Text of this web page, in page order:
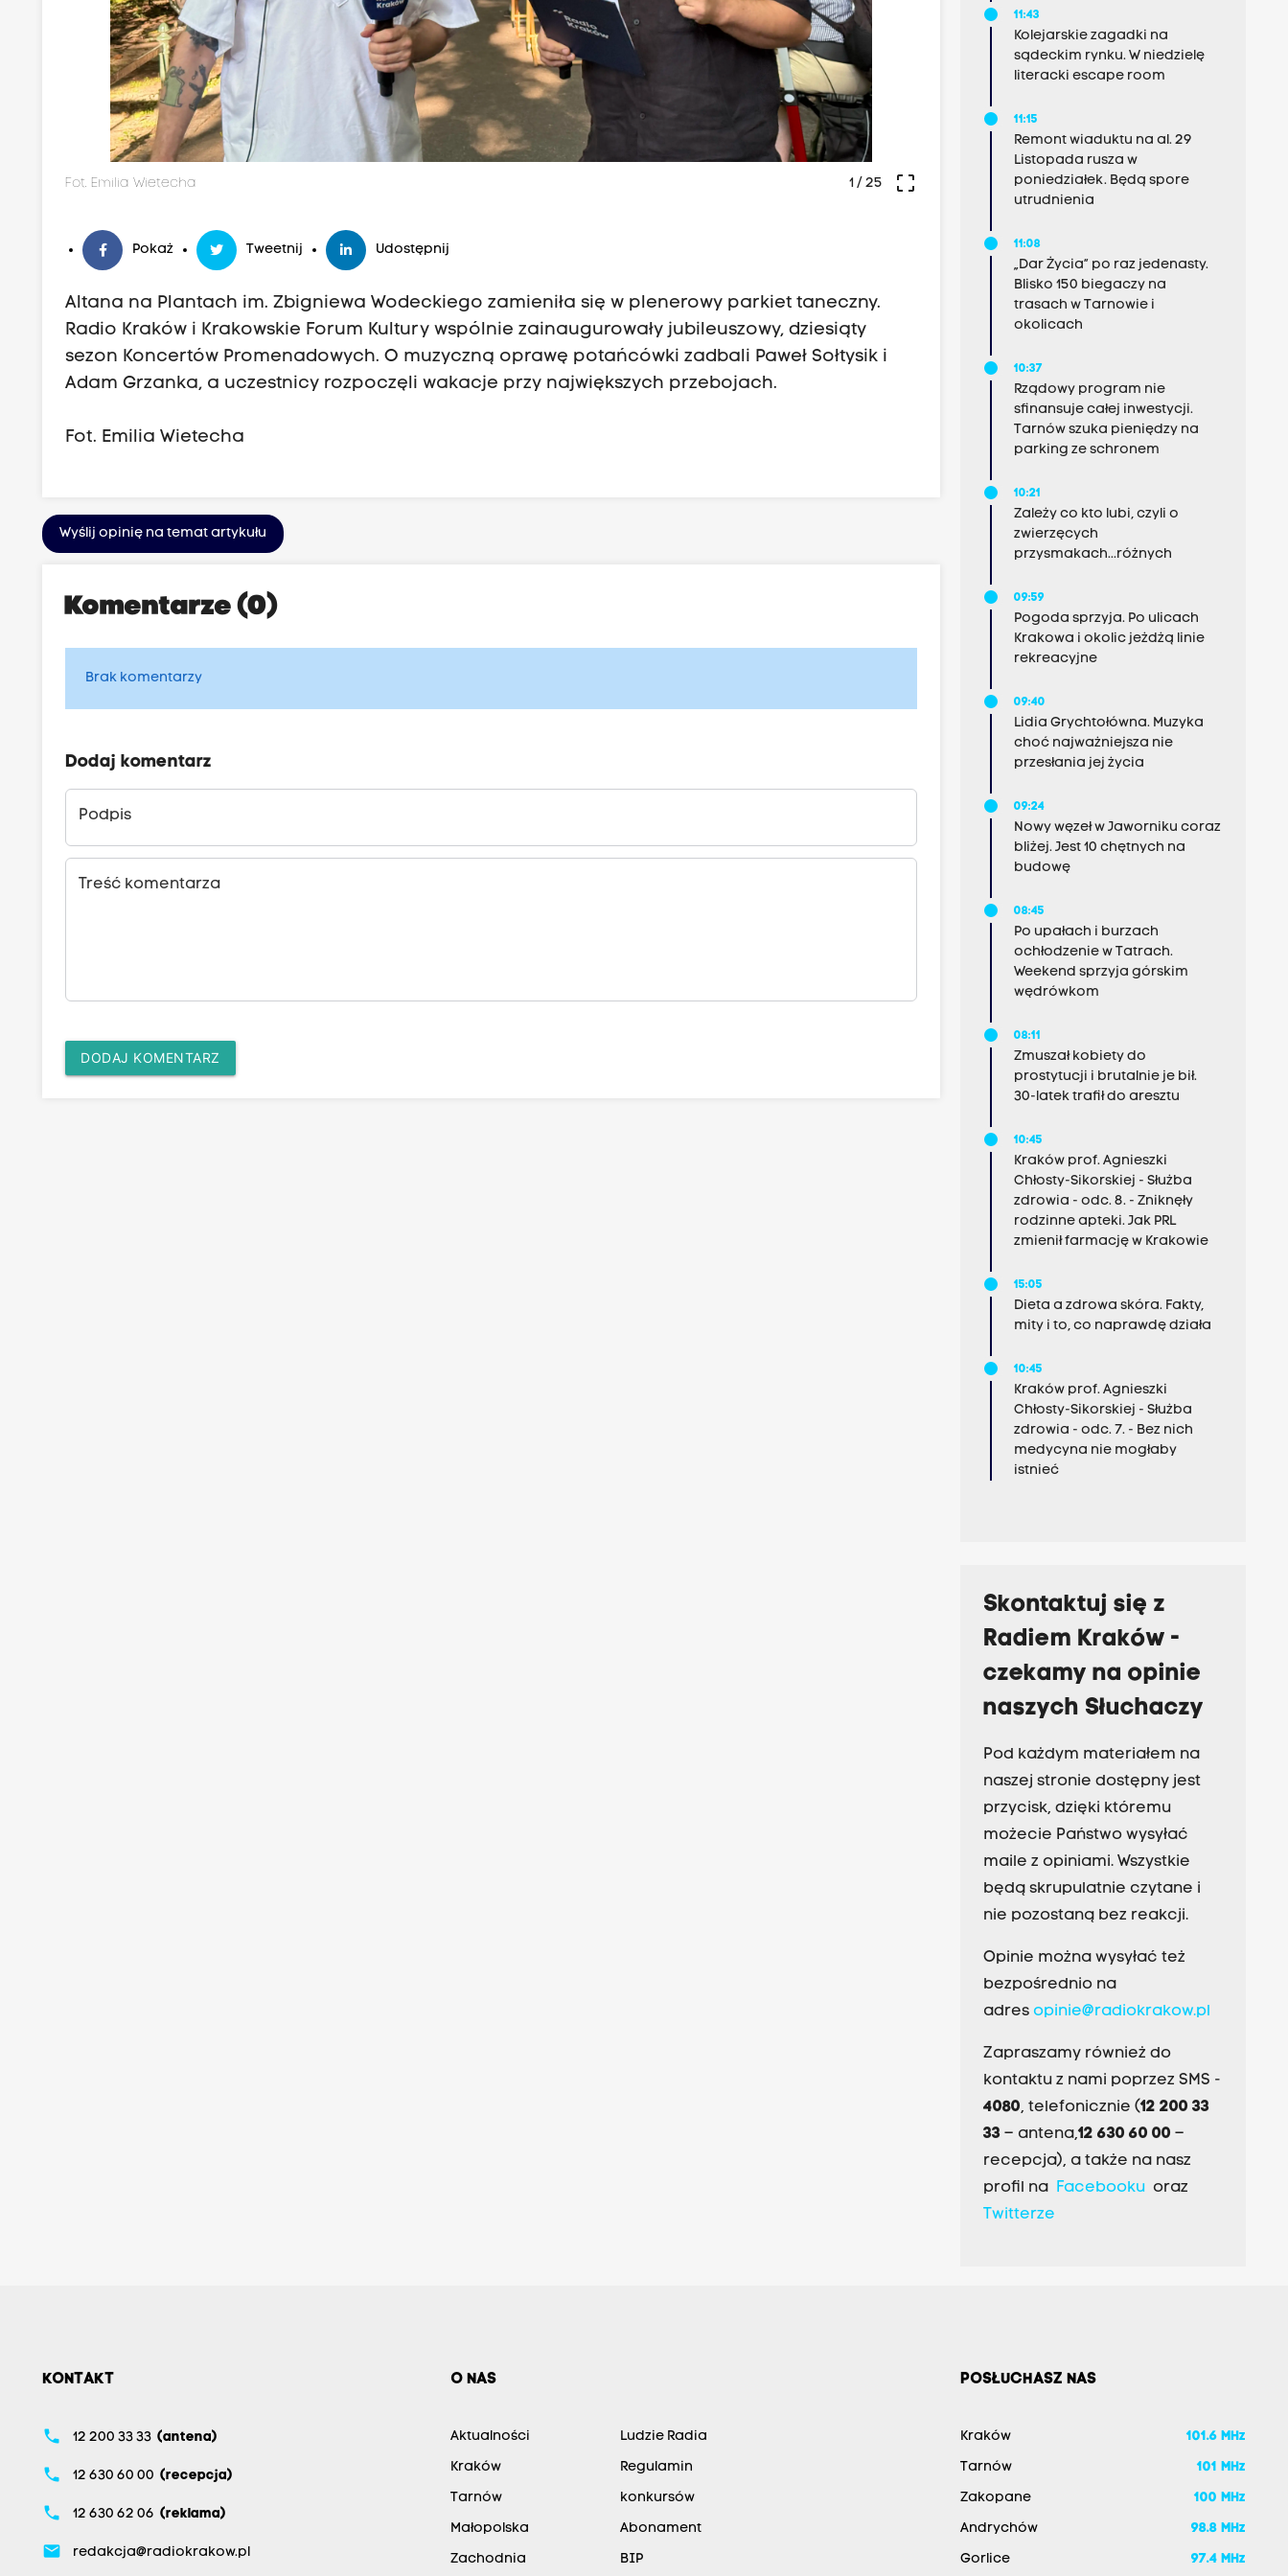
Fot. Emilia Wietecha crop_free
1/ 25
Pokaż Tweetnij Udostępnij
Altana na Plantach im. Zbigniewa Wodeckiego zamieniła się w plenerowy parkiet taneczny.
Radio Kraków i Krakowskie Forum Kultury wspólnie zainaugurowały jubileuszowy, dziesiąty
sezon Koncertów Promenadowych. O muzyczną oprawę potańcówki zadbali Paweł Sołtysik i
Adam Grzanka, a uczestnicy rozpoczęli wakacje przy największych przebojach.
Fot. Emilia Wietecha
Wyślij opinię na temat artykułu
Komentarze (0)
Brak komentarzy
Dodaj komentarz
Podpis
Treść komentarza
DODAJ KOMENTARZ
11:43
Kolejarskie zagadki na
sądeckim rynku. W niedzielę
literacki escape room
11:15
Remont wiaduktu na al. 29
Listopada rusza w
poniedziałek. Będą spore
utrudnienia
11:08
„Dar Życia” po raz jedenasty.
Blisko 150 biegaczy na
trasach w Tarnowie i
okolicach
10:37
Rządowy program nie
sfinansuje całej inwestycji.
Tarnów szuka pieniędzy na
parking ze schronem
10:21
Zależy co kto lubi, czyli o
zwierzęcych
przysmakach...różnych
09:59
Pogoda sprzyja. Po ulicach
Krakowa i okolic jeżdżą linie
rekreacyjne
09:40
Lidia Grychtołówna. Muzyka
choć najważniejsza nie
przesłania jej życia
09:24
Nowy węzeł w Jaworniku coraz
bliżej. Jest 10 chętnych na
budowę
08:45
Po upałach i burzach
ochłodzenie w Tatrach.
Weekend sprzyja górskim
wędrówkom
08:11
Zmuszał kobiety do
prostytucji i brutalnie je bił.
30-latek trafił do aresztu
10:45
Kraków prof. Agnieszki
Chłosty-Sikorskiej - Służba
zdrowia - odc. 8. - Zniknęły
rodzinne apteki. Jak PRL
zmienił farmację w Krakowie
15:05
Dieta a zdrowa skóra. Fakty,
mity i to, co naprawdę działa
10:45
Kraków prof. Agnieszki
Chłosty-Sikorskiej - Służba
zdrowia - odc. 7. - Bez nich
medycyna nie mogłaby
istnieć
Skontaktuj się z
Radiem Kraków -
czekamy na opinie
naszych Słuchaczy
Pod każdym materiałem na
naszej stronie dostępny jest
przycisk, dzięki któremu
możecie Państwo wysyłać
maile z opiniami. Wszystkie
będą skrupulatnie czytane i
nie pozostaną bez reakcji.
Opinie można wysyłać też
bezpośrednio na
adres opinie@radiokrakow.pl
Zapraszamy również do
kontaktu z nami poprzez SMS -
4080, telefonicznie (12 200 33
33– antena,12 630 60 00 –
recepcja), a także na nasz
profil na Facebookuoraz
Twitterze
KONTAKT
phone 12 200 33 33 (antena)
phone 12 630 60 00 (recepcja)
phone 12 630 62 06 (reklama)
email redakcja@radiokrakow.pl
O NAS
Aktualności
Kraków
Tarnów
Małopolska
Zachodnia
Ludzie Radia
Regulamin
konkursów
Abonament
BIP
POSŁUCHASZ NAS
Kraków 101.6 MHz
Tarnów 101 MHz
Zakopane 100 MHz
Andrychów 98.8 MHz
Gorlice 97.4 MHz